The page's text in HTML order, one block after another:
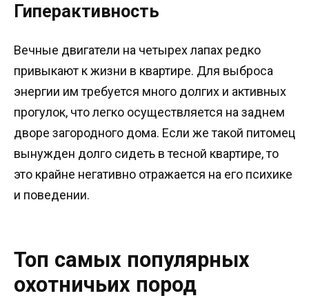
Гиперактивность
Вечные двигатели на четырех лапах редко
привыкают к жизни в квартире. Для выброса
энергии им требуется много долгих и активных
прогулок, что легко осуществляется на заднем
дворе загородного дома. Если же такой питомец
вынужден долго сидеть в тесной квартире, то
это крайне негативно отражается на его психике
и поведении.
Топ самых популярных
охотничьих пород